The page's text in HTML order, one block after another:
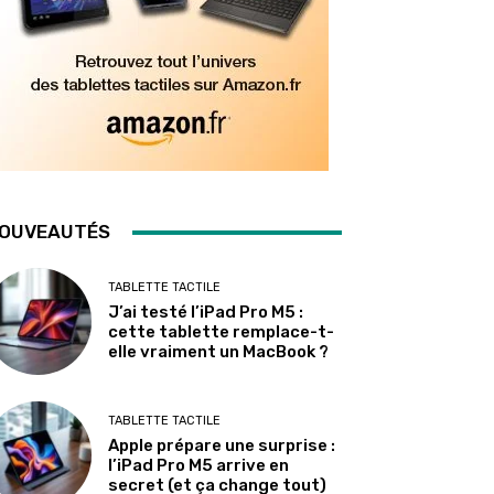
TABLETTE TACTILE
J’ai testé l’iPad Pro M5 :
cette tablette remplace-t-
elle vraiment un MacBook ?
TABLETTE TACTILE
Apple prépare une surprise :
l’iPad Pro M5 arrive en
secret (et ça change tout)